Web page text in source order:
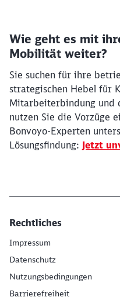
Wie geht es mit
Mobilität weiter?
Sie suchen für ihre
strategischen Hebel für
Mitarbeiterbindung und
nutzen Sie die Vorzüge
Bonvoyo-Experten
Lösungsfindung: Jetzt
Rechtliches
Impressum
Datenschutz
Nutzungsbedingungen
Barrierefreiheit